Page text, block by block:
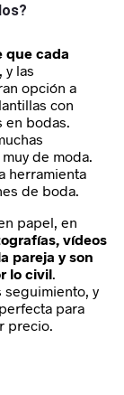
que cada
, y las
opción a
con
bodas.
de moda.
herramienta
de boda.
papel, en
vídeos
pareja y son
lo civil
seguimiento, y
para
precio.